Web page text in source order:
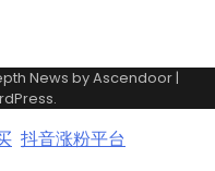
News byAscendoor|
.
抖音涨粉平台